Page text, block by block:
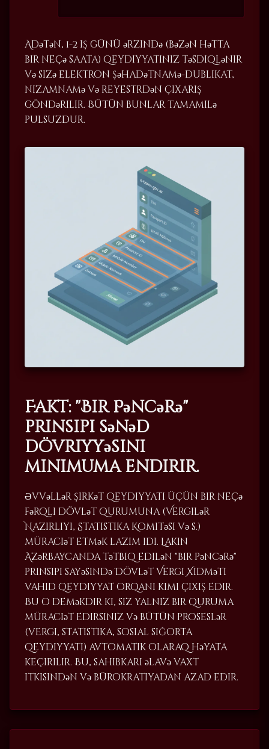
Adətən, 1-2 iş günü ərzində (bəzən hətta
bir neçə saata) qeydiyyatınız təsdiqlənir
və sizə elektron şəhadətnamə-dublikat,
nizamnamə və reyestrdən çıxarış
göndərilir. Bütün bunlar tamamilə
pulsuzdur.
Fakt: "Bir Pəncərə"
prinsipi sənəd
dövriyyəsini
minimuma endirir.
Əvvəllər şirkət qeydiyyatı üçün bir neçə
fərqli dövlət qurumuna (Vergilər
Nazirliyi, Statistika Komitəsi və s.)
müraciət etmək lazım idi. Lakin
Azərbaycanda tətbiq edilən "bir pəncərə"
prinsipi sayəsində Dövlət Vergi Xidməti
vahid qeydiyyat orqanı kimi çıxış edir.
Bu o deməkdir ki, siz yalnız bir quruma
müraciət edirsiniz və bütün proseslər
(vergi, statistika, sosial sığorta
qeydiyyatı) avtomatik olaraq həyata
keçirilir. Bu, sahibkarı əlavə vaxt
itkisindən və bürokratiyadan azad edir.